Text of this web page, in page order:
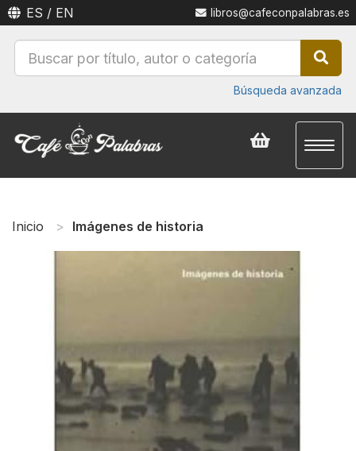
ES / EN libros@cafeconpalabras.es
Búsqueda avanzada
Inicio Imágenes de historia